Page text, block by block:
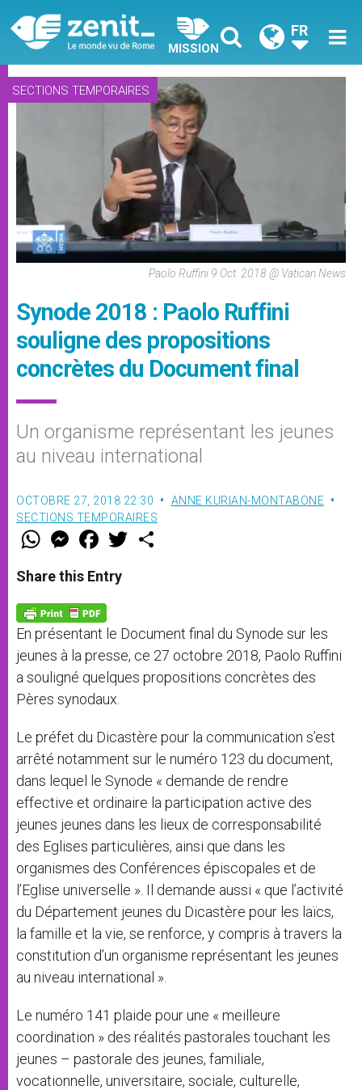
MISSION
FR
SECTIONS TEMPORAIRES
Paolo Ruffini 9 Oct. 2018 @ Vatican News
Synode 2018 : Paolo Ruffini
souligne des propositions
concrètes du Document final
Un organisme représentant les jeunes
au niveau international
OCTOBRE 27, 2018 22:30
ANNE KURIAN-MONTABONE
SECTIONS TEMPORAIRES
W
t
s
p
p
M
e
s
e
g
e
r
F
a
e
b
o
k
w
Share this Entry
En présentant le Document final du Synode sur les
jeunes à la presse, ce 27 octobre 2018, Paolo Ruffini
a souligné quelques propositions concrètes des
Pères synodaux.
Le préfet du Dicastère pour la communication s’est
arrêté notamment sur le numéro 123 du document,
dans lequel le Synode « demande de rendre
effective et ordinaire la participation active des
jeunes jeunes dans les lieux de corresponsabilité
des Eglises particulières, ainsi que dans les
organismes des Conférences épiscopales et de
l’Eglise universelle ». Il demande aussi « que l’activité
du Département jeunes du Dicastère pour les laïcs,
la famille et la vie, se renforce, y compris à travers la
constitution d’un organisme représentant les jeunes
au niveau international ».
Le numéro 141 plaide pour une « meilleure
coordination » des réalités pastorales touchant les
jeunes – pastorale des jeunes, familiale,
vocationnelle, universitaire, sociale, culturelle,